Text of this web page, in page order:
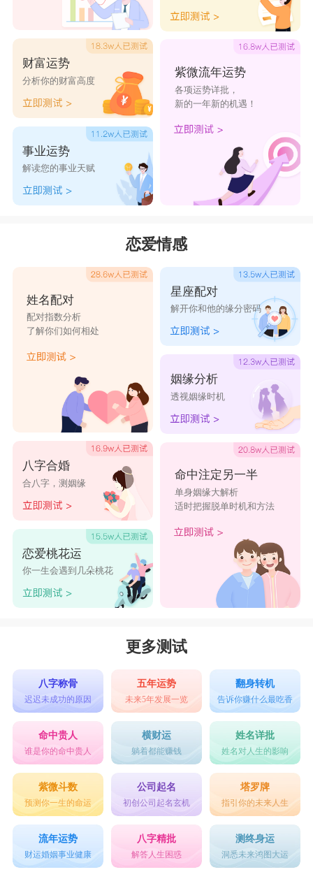
财富运势
分析你的财富高度
事业运势
解读您的事业天赋
紫微流年运势
各项运势详批，
新的一年新的机遇！
恋爱情感
姓名配对
配对指数分析
了解你们如何相处
八字合婚
合八字，测姻缘
恋爱桃花运
你一生会遇到几朵桃花
星座配对
解开你和他的缘分密码
姻缘分析
透视姻缘时机
命中注定另一半
单身姻缘大解析
适时把握脱单时机和方法
更多测试
八字称骨
迟迟未成功的原因
五年运势
未来5年发展一览
翻身转机
告诉你赚什么最吃香
命中贵人
谁是你的命中贵人
横财运
躺着都能赚钱
姓名详批
姓名对人生的影响
紫微斗数
预测你一生的命运
公司起名
初创公司起名玄机
塔罗牌
指引你的未来人生
流年运势
财运婚姻事业健康
八字精批
解答人生困惑
测终身运
洞悉未来鸿图大运